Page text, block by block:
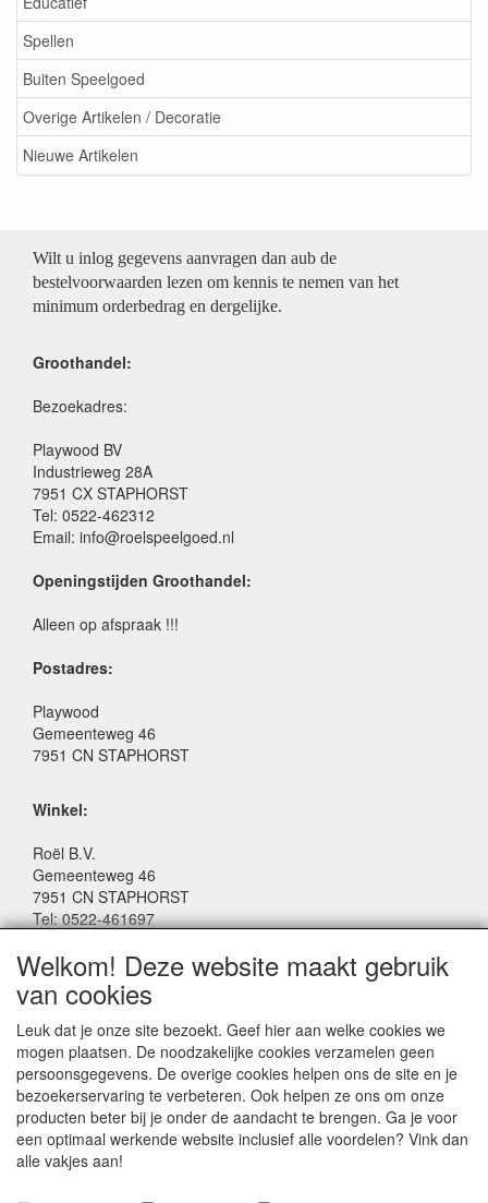
Spellen
Buiten Speelgoed
Overige Artikelen / Decoratie
Nieuwe Artikelen
Wilt u inlog gegevens aanvragen dan aub de
bestelvoorwaarden lezen om kennis te nemen van het
minimum orderbedrag en dergelijke.
Groothandel:
Bezoekadres:
Playwood BV
Industrieweg 28A
7951 CX STAPHORST
Tel: 0522-462312
Email: info@roelspeelgoed.nl
Openingstijden Groothandel:
Alleen op afspraak !!!
Postadres:
Playwood
Gemeenteweg 46
7951 CN STAPHORST
Winkel:
Roël B.V.
Gemeenteweg 46
7951 CN STAPHORST
Tel: 0522-461697
Facebook: www.facebook.com/roelspeelgoed
Openingstijden Winkel:
Maandag t/m Vrijdag: 9:00 - 17:30
Zaterdag: 9:00 - 17:00
Donderdagavond koopavond: 19:00 - 21:00
SERVICE
Welkom! Deze website maakt gebruik
van cookies
Leuk dat je onze site bezoekt. Geef hier aan welke cookies we
mogen plaatsen. De noodzakelijke cookies verzamelen geen
persoonsgegevens. De overige cookies helpen ons de site en je
bezoekerservaring te verbeteren. Ook helpen ze ons om onze
producten beter bij je onder de aandacht te brengen. Ga je voor
een optimaal werkende website inclusief alle voordelen? Vink dan
alle vakjes aan!